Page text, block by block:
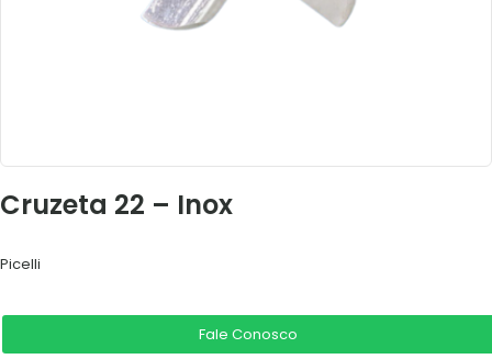
Cruzeta 22 – Inox
Picelli
Fale Conosco